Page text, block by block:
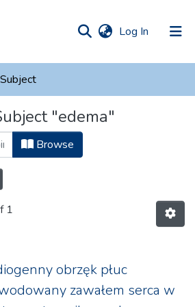
Log In (current)
"edema"
Browse
1
obrzęk płuc
zawałem serca w